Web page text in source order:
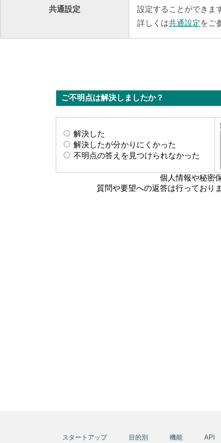
共通設定
設定することができま
詳しくは共通設定をご
スタートアップ 目的別 機能
API